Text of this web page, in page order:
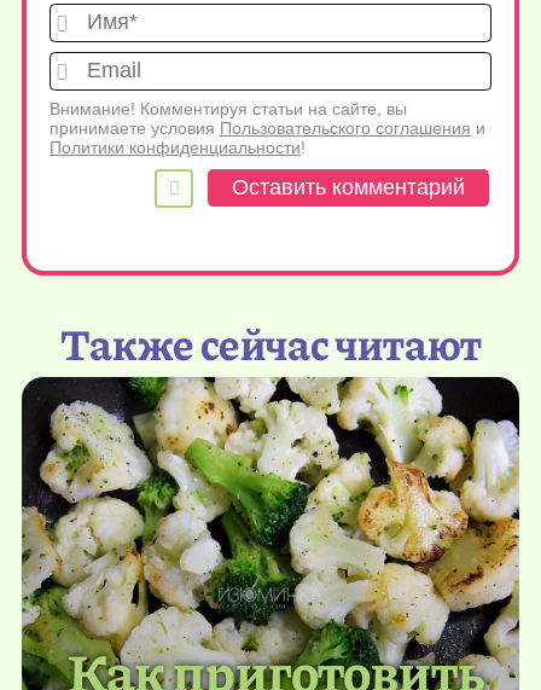
Имя*
Внимание! Комментируя статьи на сайте, вы
принимаете условия Пользовательского соглашения и
Политики конфиденциальности!
Также сейчас читают
Как приготовить